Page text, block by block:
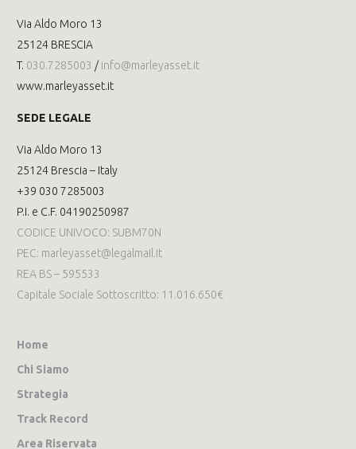
Via Aldo Moro 13
25124 BRESCIA
T. 030.7285003 / info@marleyasset.it
www.marleyasset.it
SEDE LEGALE
Via Aldo Moro 13
25124 Brescia – Italy
+39 030 7285003
P.I. e C.F. 04190250987
CODICE UNIVOCO: SUBM70N
PEC: marleyasset@legalmail.it
REA BS – 595533
Capitale Sociale Sottoscritto: 11.016.650€
Home
Chi Siamo
Strategia
Track Record
Area Riservata